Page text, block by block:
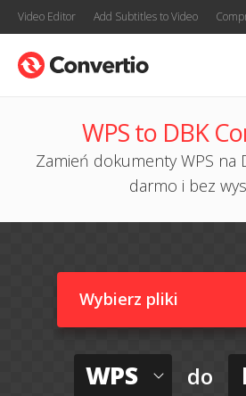
Video Editor Add Subtitles to Video
WPS to DBK
Zamień dokumenty WPS
darmo i bez
Wybierz pliki
WPS do